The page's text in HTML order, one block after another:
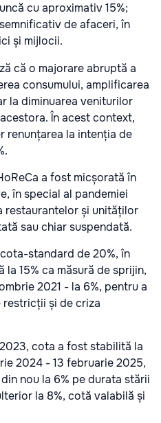
cu aproximativ 15%;
de afaceri, în
și mijlocii.
că o majorare abruptă a
consumului, amplificarea
la diminuarea veniturilor
În acest context,
renunțarea la intenția de
a fost micșorată în
în special al pandemiei
restaurantelor și unităților
sau chiar suspendată.
standard de 20%, în
15% ca măsură de sprijin,
2021 - la 6%, pentru a
și de criza
cota a fost stabilită la
2024 - 13 februarie 2025,
nou la 6% pe durata stării
la 8%, cotă valabilă și